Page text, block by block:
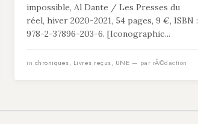
impossible, Al Dante / Les Presses du
réel, hiver 2020-2021, 54 pages, 9 €, ISBN :
978-2-37896-203-6. [Iconographie...
in chroniques, Livres reçus, UNE — par rÃ©daction